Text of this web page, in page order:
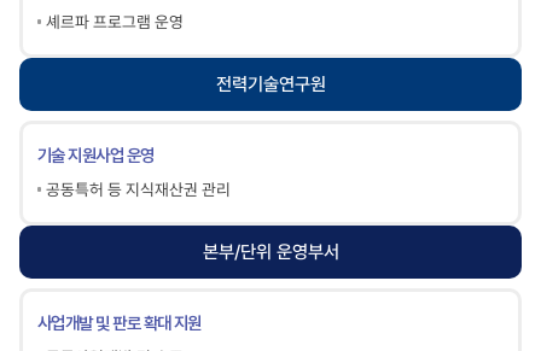
셰르파 프로그램 운영
전력기술연구원
기술 지원사업 운영
공동특허 등 지식재산권 관리
본부/단위 운영부서
사업개발 및 판로 확대 지원